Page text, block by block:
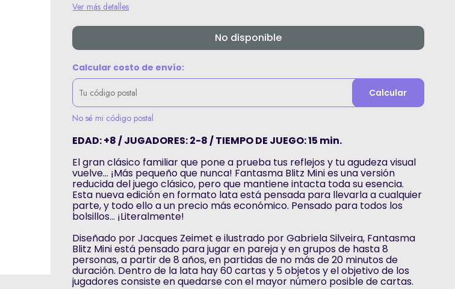
Ver más detalles
No disponible
Calcular costo de envío:
Calcular
No sé mi código postal
EDAD: +8 / JUGADORES: 2-8 / TIEMPO DE JUEGO: 15 min.
El gran clásico familiar que pone a prueba tus reflejos y tu agudeza visual
vuelve… ¡Más pequeño que nunca! Fantasma Blitz Mini es una versión
reducida del juego clásico, pero que mantiene intacta toda su esencia.
Esta nueva edición en formato lata está pensada para llevarla a cualquier
parte, y todo ello a un precio más económico. Pensado para todos los
bolsillos… ¡Literalmente!
Diseñado por Jacques Zeimet e ilustrado por Gabriela Silveira, Fantasma
Blitz Mini está pensado para jugar en pareja y en grupos de hasta 8
personas, a partir de 8 años, en partidas de no más de 20 minutos de
duración. Dentro de la lata hay 60 cartas y 5 objetos y el objetivo de los
jugadores consiste en quedarse con el mayor número posible de cartas.